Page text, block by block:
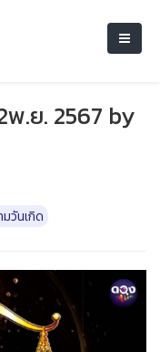
.ย. 2567 by
วันเกิด